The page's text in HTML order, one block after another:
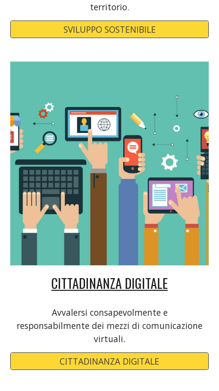
territorio.
SVILUPPO SOSTENIBILE
CITTADINANZA DIGITALE
Avvalersi consapevolmente e
responsabilmente dei mezzi di comunicazione
virtuali.
CITTADINANZA DIGITALE